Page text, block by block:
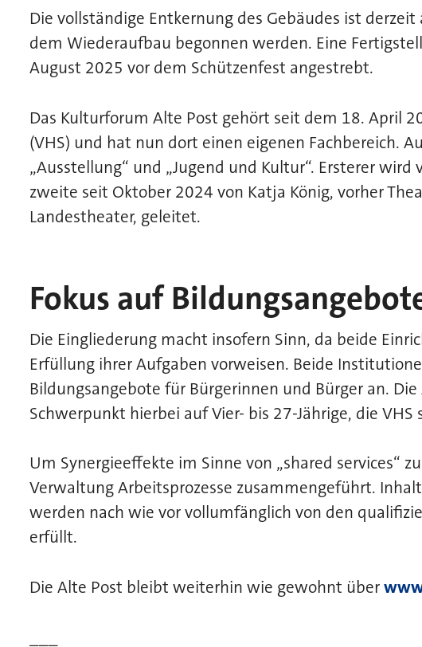
Die vollständige Entkernung des Gebäudes ist
dem Wiederaufbau begonnen werden. Eine
August 2025 vor dem Schützenfest angestrebt.
Das Kulturforum Alte Post gehört seit dem 18. April
(VHS) und hat nun dort einen eigenen Fachbereich.
„Ausstellung“ und „Jugend und Kultur“. Ersterer wird
zweite seit Oktober 2024 von Katja König, vorher
Landestheater, geleitet.
Fokus auf
Die Eingliederung macht insofern Sinn, da beide
Erfüllung ihrer Aufgaben vorweisen. Beide
Bildungsangebote für Bürgerinnen und Bürger an.
Schwerpunkt hierbei auf Vier- bis 27-Jährige, die
Um Synergieeffekte im Sinne von „shared services“
Verwaltung Arbeitsprozesse zusammengeführt.
werden nach wie vor vollumfänglich von den
erfüllt.
Die Alte Post bleibt weiterhin wie gewohnt über